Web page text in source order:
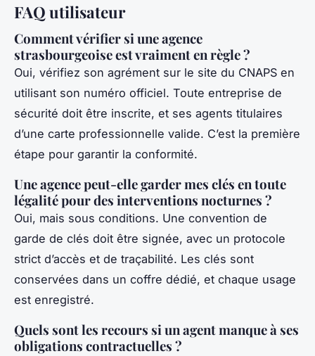
FAQ utilisateur
Comment vérifier si une agence
strasbourgeoise est vraiment en règle ?
Oui, vérifiez son agrément sur le site du CNAPS en
utilisant son numéro officiel. Toute entreprise de
sécurité doit être inscrite, et ses agents titulaires
d’une carte professionnelle valide. C’est la première
étape pour garantir la conformité.
Une agence peut-elle garder mes clés en toute
légalité pour des interventions nocturnes ?
Oui, mais sous conditions. Une convention de
garde de clés doit être signée, avec un protocole
strict d’accès et de traçabilité. Les clés sont
conservées dans un coffre dédié, et chaque usage
est enregistré.
Quels sont les recours si un agent manque à ses
obligations contractuelles ?